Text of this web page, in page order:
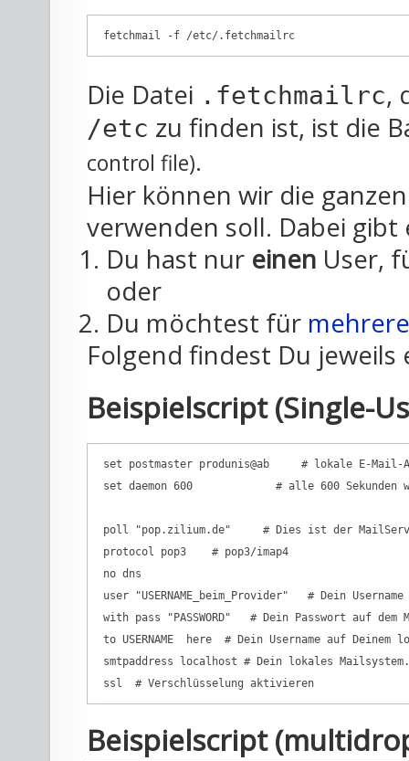
Die Datei .fetchmailrc,
/etc zu finden ist, ist die
control file).
Hier können wir die
verwenden soll. Dabei gibt
Du hast nur einen User,
oder
Du möchtest für
Folgend findest Du jeweils
Beispielscript (Single-
set postmaster produnis@ab     # lokale E-Mail-
set daemon 600             # alle 600 Sekunden
poll "pop.zilium.de"     # Dies ist der
protocol pop3    # pop3/imap4
no dns
user "USERNAME_beim_Provider"   # Dein
with pass "PASSWORD"   # Dein Passwort auf dem
to USERNAME  here  # Dein Username auf Deinem
smtpaddress localhost # Dein lokales
Beispielscript